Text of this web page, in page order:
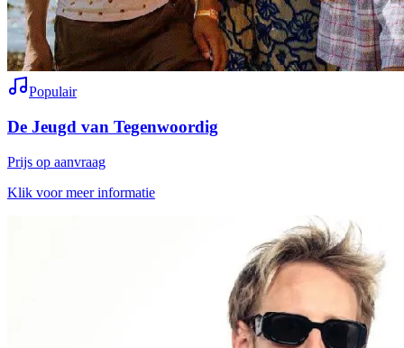
Populair
De Jeugd van Tegenwoordig
Prijs op aanvraag
Klik voor meer informatie